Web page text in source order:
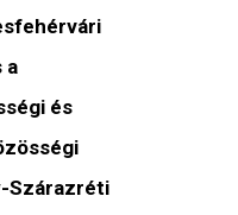
a
és
Szárazréti